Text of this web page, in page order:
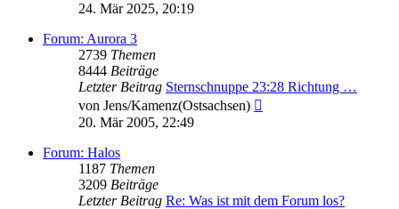
Beitrag
24. Mär 2025, 20:19
Forum: Aurora 3
2739 Themen
8444 Beiträge
Letzter Beitrag Sternschnuppe 23:28 Richtung …
von Jens/Kamenz(Ostsachsen)
20. Mär 2005, 22:49
Forum: Halos
1187 Themen
3209 Beiträge
Letzter Beitrag Re: Was ist mit dem Forum los?